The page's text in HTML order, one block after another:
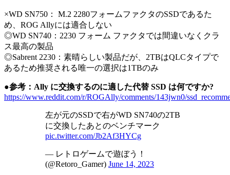
×WD SN750： M.2 2280フォームファクタのSSDであるた
め、ROG Allyには適合しない
◎WD SN740：2230 フォーム ファクタでは間違いなくクラ
ス最高の製品
◎Sabrent 2230：素晴らしい製品だが、2TBはQLCタイプで
あるため推奨される唯一の選択は1TBのみ
●参考：Ally に交換するのに適した代替 SSD は何ですか?
https://www.reddit.com/r/ROGAlly/comments/143jwn0/
左が元のSSDで右がWD SN740の2TB
に交換したあとのベンチマーク
pic.twitter.com/Jb2Af3HYCg
— レトロゲームで遊ぼう！
(@Retoro_Gamer) June 14, 2023